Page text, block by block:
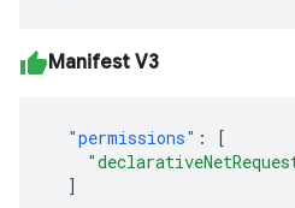
Manifest V3
"permissions" :
[
]